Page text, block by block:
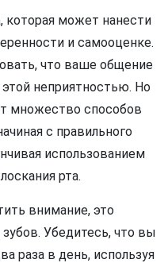
которая может нанести
и самооценке.
что ваше общение
неприятностью. Но
множество способов
с правильного
использованием
рта.
внимание, это
Убедитесь, что вы
раза в день, используя